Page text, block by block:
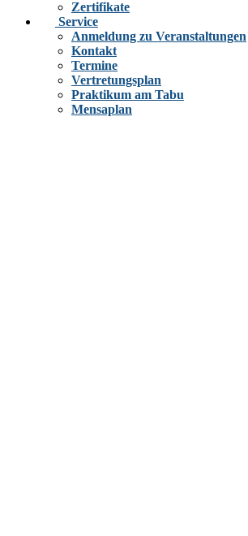
Zertifikate
Service
Anmeldung zu Veranstaltungen
Kontakt
Termine
Vertretungsplan
Praktikum am Tabu
Mensaplan